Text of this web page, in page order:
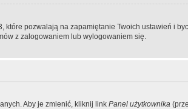
które pozwalają na zapamiętanie Twoich ustawień i
z zalogowaniem lub wylogowaniem się.
Aby je zmienić, kliknij link Panel użytkownika